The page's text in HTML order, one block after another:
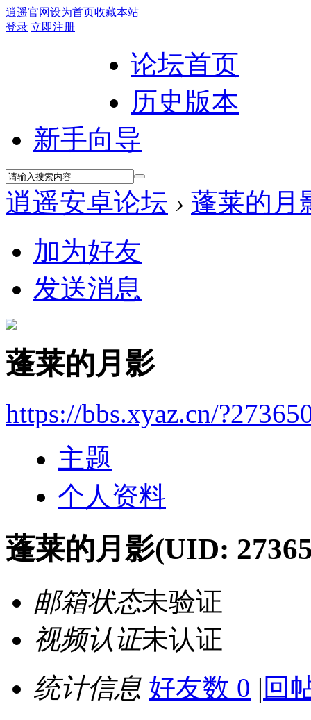
逍遥官网设为首页收藏本站
登录 立即注册
论坛首页
历史版本
新手向导
逍遥安卓论坛 › 蓬莱的月
加为好友
发送消息
蓬莱的月影
https://bbs.xyaz.cn/
主题
个人资料
蓬莱的月影(UID:
邮箱状态未验证
视频认证未认证
统计信息 好友数 0 | 回